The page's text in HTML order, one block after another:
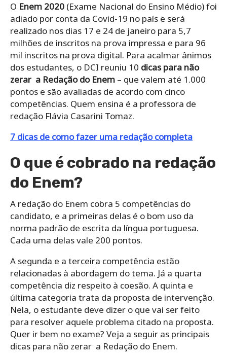
O Enem 2020 (Exame Nacional do Ensino Médio) foi
adiado por conta da Covid-19 no país e será
realizado nos dias 17 e 24 de janeiro para 5,7
milhões de inscritos na prova impressa e para 96
mil inscritos na prova digital. Para acalmar ânimos
dos estudantes, o DCI reuniu 10 dicas para não
zerar a Redação do Enem – que valem até 1.000
pontos e são avaliadas de acordo com cinco
competências. Quem ensina é a professora de
redação Flávia Casarini Tomaz.
7 dicas de como fazer uma redação completa
O que é cobrado na redação
do Enem?
A redação do Enem cobra 5 competências do
candidato, e a primeiras delas é o bom uso da
norma padrão de escrita da língua portuguesa.
Cada uma delas vale 200 pontos.
A segunda e a terceira competência estão
relacionadas à abordagem do tema. Já a quarta
competência diz respeito à coesão. A quinta e
última categoria trata da proposta de intervenção.
Nela, o estudante deve dizer o que vai ser feito
para resolver aquele problema citado na proposta.
Quer ir bem no exame? Veja a seguir as principais
dicas para não zerar a Redação do Enem.